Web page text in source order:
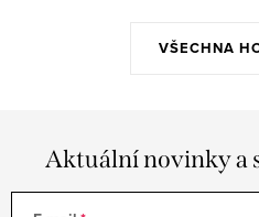
VŠECHNA
Aktuální novinky a